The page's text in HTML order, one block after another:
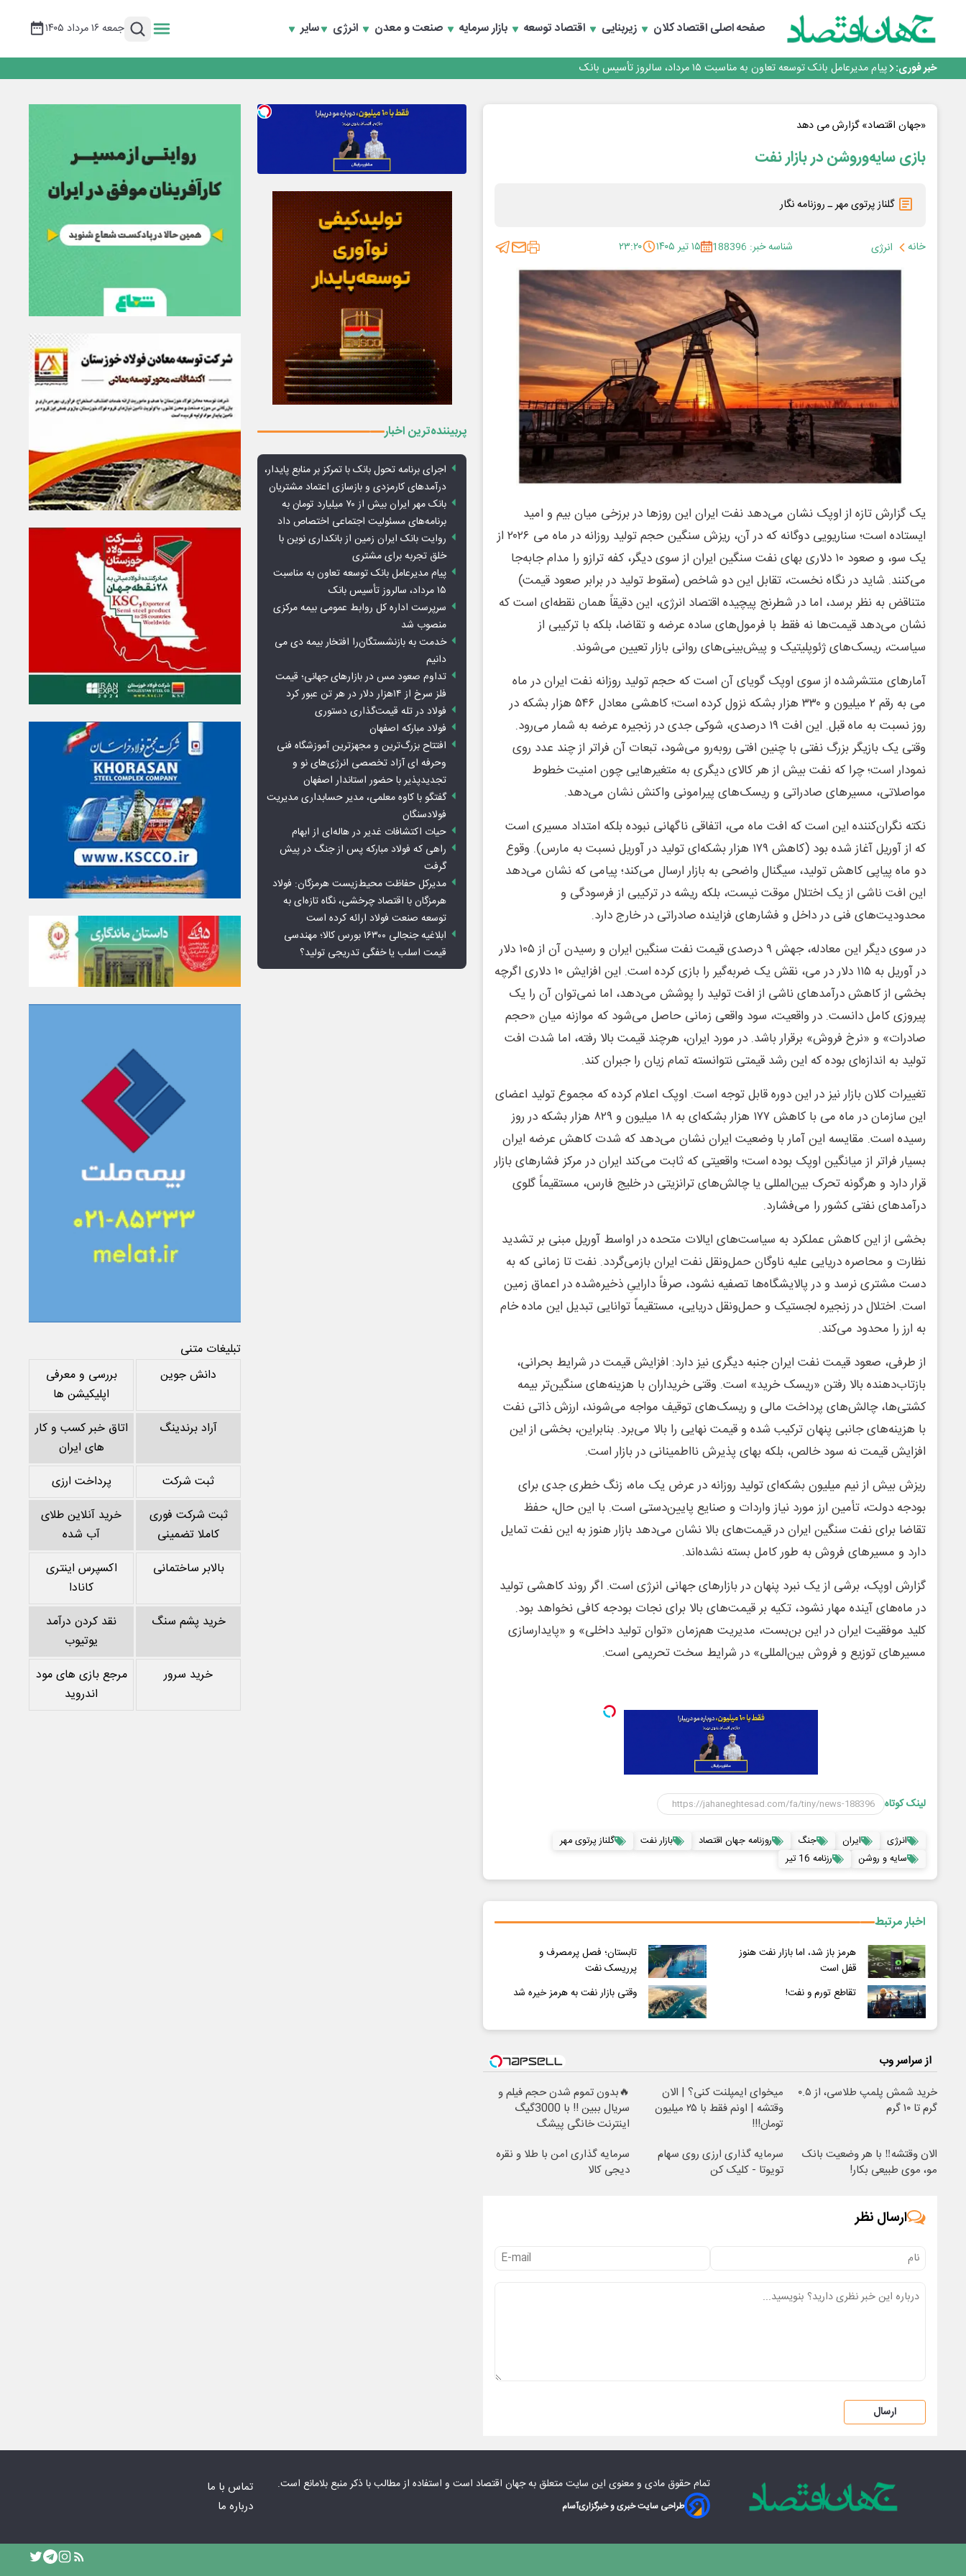
صفحه اصلیاقتصاد کلان زیربنایی اقتصاد توسعه بازار سرمایه صنعت و معدن انرژی سایر جمعه ۱۶ مرداد ۱۴۰۵
خبر فوری:
اجرای برنامه تحول بانک با تمرکز بر منابع پایدار، درآمدهای کارمزدی و بازسازی اعتماد مشتریان
بانک مهر ایران بیش از ۷۰ میلیارد تومان به برنامه‌های مسئولیت اجتماعی اختصاص داد
پیام مدیرعامل بانک توسعه تعاون به مناسبت ۱۵ مرداد، سالروز تأسیس بانک
سرپرست اداره کل روابط عمومی بیمه مرکزی منصوب شد
اجرای برنامه تحول بانک با تمرکز بر منابع پایدار، درآمدهای کارمزدی و بازسازی اعتماد مشتریان
بانک مهر ایران بیش از ۷۰ میلیارد تومان به برنامه‌های مسئولیت اجتماعی اختصاص داد
«جهان اقتصاد» گزارش می دهد
بازی سایه‌وروشن در بازار نفت
گلناز پرتوی مهر ـ روزنامه نگار
خانه انرژی شناسه خبر: 188396 ۱۵ تیر ۱۴۰۵ ۲۳:۲۰
یک گزارش تازه از اوپک نشان می‌دهد نفت ایران این روزها در برزخی میان بیم و امید
ایستاده است؛ سناریویی دوگانه که در آن، ریزش سنگین حجم تولید روزانه در ماه می ۲۰۲۶ از
یک سو، و صعود ۱۰ دلاری بهای نفت سنگین ایران از سوی دیگر، کفه ترازو را مدام جابه‌جا
می‌کنند. شاید در نگاه نخست، تقابل این دو شاخص (سقوط تولید در برابر صعود قیمت)
متناقض به نظر برسد، اما در شطرنج پیچیده اقتصاد انرژی، این دقیقاً همان نقطه‌ای است که
نشان می‌دهد قیمت‌ها نه فقط با فرمول‌های ساده عرضه و تقاضا، بلکه با ترکیبی از
سیاست، ریسک‌های ژئوپلیتیک و پیش‌بینی‌های روانی بازار تعیین می‌شوند.
آمارهای منتشرشده از سوی اوپک گویای آن است که حجم تولید روزانه نفت ایران در ماه
می به رقم ۲ میلیون و ۳۳۰ هزار بشکه نزول کرده است؛ کاهشی معادل ۵۴۶ هزار بشکه در
روز نسبت به ماه قبل. این افت ۱۹ درصدی، شوکی جدی در زنجیره عرضه به شمار می‌رود.
وقتی یک بازیگر بزرگ نفتی با چنین افتی روبه‌رو می‌شود، تبعات آن فراتر از چند عدد روی
نمودار است؛ چرا که نفت بیش از هر کالای دیگری به متغیرهایی چون امنیت خطوط
مواصلاتی، مسیرهای صادراتی و ریسک‌های پیرامونی واکنش نشان می‌دهد.
نکته نگران‌کننده این است که افت ماه می، اتفاقی ناگهانی نبوده بلکه امتداد مسیری است
که از آوریل آغاز شده بود (کاهش ۱۷۹ هزار بشکه‌ای تولید در آوریل نسبت به مارس). وقوع
دو ماه پیاپی کاهش تولید، سیگنال واضحی به بازار ارسال می‌کند؛ پیامی که نشان می‌دهد
این افت ناشی از یک اختلال موقت نیست، بلکه ریشه در ترکیبی از فرسودگی و
محدودیت‌های فنی در داخل و فشارهای فزاینده صادراتی در خارج دارد.
در سوی دیگر این معادله، جهش ۹ درصدی قیمت نفت سنگین ایران و رسیدن آن از ۱۰۵ دلار
در آوریل به ۱۱۵ دلار در می، نقش یک ضربه‌گیر را بازی کرده است. این افزایش ۱۰ دلاری اگرچه
بخشی از کاهش درآمدهای ناشی از افت تولید را پوشش می‌دهد، اما نمی‌توان آن را یک
پیروزی کامل دانست. در واقعیت، سود واقعی زمانی حاصل می‌شود که موازنه میان «حجم
صادرات» و «نرخ فروش» برقرار باشد. در مورد ایران، هرچند قیمت بالا رفته، اما شدت افت
تولید به اندازه‌ای بوده که این رشد قیمتی نتوانسته تمام زیان را جبران کند.
تغییرات کلان بازار نیز در این دوره قابل توجه است. اوپک اعلام کرده که مجموع تولید اعضای
این سازمان در ماه می با کاهش ۱۷۷ هزار بشکه‌ای به ۱۸ میلیون و ۸۲۹ هزار بشکه در روز
رسیده است. مقایسه این آمار با وضعیت ایران نشان می‌دهد که شدت کاهش عرضه ایران
بسیار فراتر از میانگین اوپک بوده است؛ واقعیتی که ثابت می‌کند ایران در مرکز فشارهای بازار
قرار دارد و هرگونه تحرک بین‌المللی یا چالش‌های ترانزیتی در خلیج فارس، مستقیماً گلوی
درآمدهای نفتی کشور را می‌فشارد.
بخشی از این کاهش عملکرد به سیاست‌های ایالات متحده در اواسط آوریل مبنی بر تشدید
نظارت و محاصره دریایی علیه ناوگان حمل‌ونقل نفت ایران بازمی‌گردد. نفت تا زمانی که به
دست مشتری نرسد و در پالایشگاه‌ها تصفیه نشود، صرفاً داراییِ ذخیره‌شده در اعماق زمین
است. اختلال در زنجیره لجستیک و حمل‌ونقل دریایی، مستقیماً توانایی تبدیل این ماده خام
به ارز را محدود می‌کند.
از طرفی، صعود قیمت نفت ایران جنبه دیگری نیز دارد: افزایش قیمت در شرایط بحرانی،
بازتاب‌دهنده بالا رفتن «ریسک خرید» است. وقتی خریداران با هزینه‌های سنگین‌تر بیمه
کشتی‌ها، چالش‌های پرداخت مالی و ریسک‌های توقیف مواجه می‌شوند، ارزش ذاتی نفت
با هزینه‌های جانبی پنهان ترکیب شده و قیمت نهایی را بالا می‌برد. بنابراین، بخشی از این
افزایش قیمت نه سود خالص، بلکه بهای پذیرش نااطمینانی در بازار است.
ریزش بیش از نیم میلیون بشکه‌ای تولید روزانه در عرض یک ماه، زنگ خطری جدی برای
بودجه دولت، تأمین ارز مورد نیاز واردات و صنایع پایین‌دستی است. با این حال، حفظ
تقاضا برای نفت سنگین ایران در قیمت‌های بالا نشان می‌دهد بازار هنوز به این نفت تمایل
دارد و مسیرهای فروش به طور کامل بسته نشده‌اند.
گزارش اوپک، برشی از یک نبرد پنهان در بازارهای جهانی انرژی است. اگر روند کاهشی تولید
در ماه‌های آینده مهار نشود، تکیه بر قیمت‌های بالا برای نجات بودجه کافی نخواهد بود.
کلید موفقیت ایران در این بن‌بست، مدیریت هم‌زمان «توان تولید داخلی» و «پایدارسازی
مسیرهای توزیع و فروش بین‌المللی» در شرایط سخت تحریمی است.
لینک کوتاه
انرژی ایران جنگ روزنامه جهان اقتصاد بازار نفت
گلناز پرتوی مهر
سایه و روشن
رزنامه 16 تیر
اخبار مرتبط
هرمز باز شد، اما بازار نفت هنوز
قفل است
تابستان؛ فصل پرمصرف و
پرریسک نفت
تقاطع تورم و نفت!
وقتی بازار نفت به هرمز خیره شد
از سراسر وب
خرید شمش پلمپ طلاسی، از ۰.۵
گرم تا ۱۰ گرم
میخوای ایمپلنت کنی؟ | الان
وقتشه | اونم فقط با ۲۵ میلیون
تومان!!!
🔥بدون تموم شدن حجم فیلم و
سریال ببین !! با 3000گیگ
اینترنت خانگی پیشگ
الان وقتشه‼️ با هر وضعیت بانک
مو، موی طبیعی بکار!
سرمایه گذاری ارزی روی سهام
تویوتا - کلیک کن
سرمایه گذاری امن با طلا و نقره
دیجی کالا
ارسال نظر
ارسال
پربیننده‌ترین اخبار
اجرای برنامه تحول بانک با تمرکز بر منابع پایدار،
درآمدهای کارمزدی و بازسازی اعتماد مشتریان
بانک مهر ایران بیش از ۷۰ میلیارد تومان به
برنامه‌های مسئولیت اجتماعی اختصاص داد
روایت بانک ایران زمین از بانکداری نوین با
خلق تجربه برای مشتری
پیام مدیرعامل بانک توسعه تعاون به مناسبت
۱۵ مرداد، سالروز تأسیس بانک
سرپرست اداره کل روابط عمومی بیمه مرکزی
منصوب شد
خدمت به بازنشستگان‌را افتخار بیمه دی می
دانیم
تداوم صعود مس در بازارهای جهانی؛ قیمت
فلز سرخ از ۱۴هزار دلار در هر تن عبور کرد
فولاد در تله قیمت‌گذاری دستوری
فولاد مبارکه اصفهان
افتتاح بزرگ‌ترین و مجهزترین آموزشگاه فنی
وحرفه ای آزاد تخصصی انرژی‌های نو و
تجدیدپذیر با حضور استاندار اصفهان
گفتگو با کاوه معلمی، مدیر حسابداری مدیریت
فولادسنگان
حیات اکتشافات غدیر در هاله‌ای از ابهام
راهی که فولاد مبارکه پس از جنگ در پیش
گرفت
مدیرکل حفاظت محیط‌زیست هرمزگان: فولاد
هرمزگان با اقتصاد چرخشی، نگاه تازه‌ای به
توسعه صنعت فولاد ارائه کرده است
ابلاغیه جنجالی ۱۶۳۰۰ بورس کالا؛ مهندسی
قیمت اسلب یا خفگی تدریجی تولید؟
تبلیغات متنی
دانش جوین
بررسی و معرفی
اپلیکیشن ها
آراد برندینگ
اتاق خبر کسب و کار
های ایران
ثبت شرکت
پرداخت ارزی
ثبت شرکت فوری
کاملا تضمینی
خرید آنلاین طلای
آب شده
بالابر ساختمانی
اکسپرس اینتری
کانادا
خرید پشم سنگ
نقد کردن درآمد
یوتیوب
خرید سرور
مرجع بازی های مود
اندروید
تمام حقوق مادی‌ و معنوی این سایت متعلق بهجهان اقتصاد است و استفاده از مطالب با ذکر منبع بلامانع است.
طراحی سایت خبری و خبرگزاریآسام
تماس با ما
درباره ما